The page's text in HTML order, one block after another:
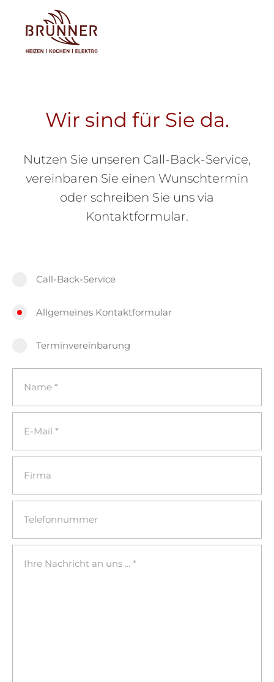
Wir sind für Sie da.
Nutzen Sie unseren Call-Back-Service,
vereinbaren Sie einen Wunschtermin
oder schreiben Sie uns via
Kontaktformular.
Call-Back-Service
Allgemeines Kontaktformular
Terminvereinbarung